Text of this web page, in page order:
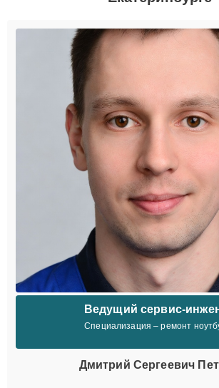
Ведущий сервис-
Специализация – ремонт
Дмитрий Сергеевич